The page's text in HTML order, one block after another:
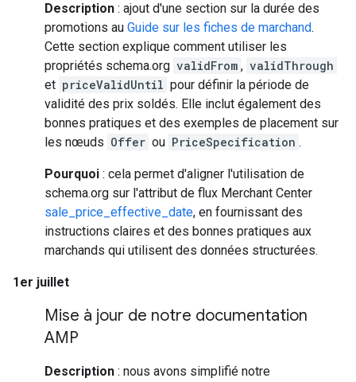
Description : ajout d'une section sur la durée des
promotions au Guide sur les fiches de marchand.
Cette section explique comment utiliser les
propriétés schema.org validFrom , validThrough
et priceValidUntil pour définir la période de
validité des prix soldés. Elle inclut également des
bonnes pratiques et des exemples de placement sur
les nœuds Offer ou PriceSpecification .
Pourquoi : cela permet d'aligner l'utilisation de
schema.org sur l'attribut de flux Merchant Center
sale_price_effective_date, en fournissant des
instructions claires et des bonnes pratiques aux
marchands qui utilisent des données structurées.
1er juillet
Mise à jour de notre documentation
AMP
Description : nous avons simplifié notre